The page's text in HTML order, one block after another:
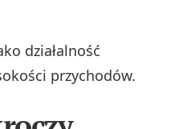
działalność
przychodów.